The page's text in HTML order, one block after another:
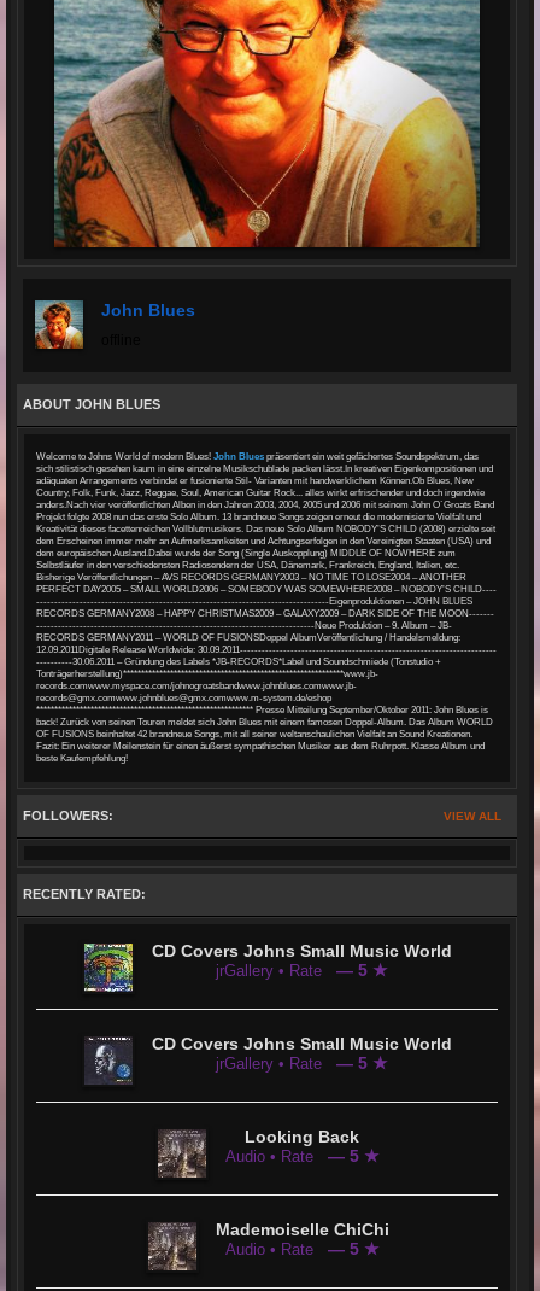
John Blues
ABOUT JOHN BLUES
Welcome to Johns World of modern Blues!John Blues präsentiert ein weit gefächertes Soundspektrum, das
sich stilistisch gesehen kaum in eine einzelne Musikschublade packen lässt.In kreativen Eigenkompositionen und
adäquaten Arrangements verbindet er fusionierte Stil- Varianten mit handwerklichem Können.Ob Blues, New
Country, Folk, Funk, Jazz, Reggae, Soul, American Guitar Rock... alles wirkt erfrischender und doch irgendwie
anders.Nach vier veröffentlichten Alben in den Jahren 2003, 2004, 2005 und 2006 mit seinem John O`Groats Band
Projekt folgte 2008 nun das erste Solo Album. 13 brandneue Songs zeigen erneut die modernisierte Vielfalt und
Kreativität dieses facettenreichen Vollblutmusikers. Das neue Solo Album NOBODY’S CHILD (2008) erzielte seit
dem Erscheinen immer mehr an Aufmerksamkeiten und Achtungserfolgen in den Vereinigten Staaten (USA) und
dem europäischen Ausland.Dabei wurde der Song (Single Auskopplung) MIDDLE OF NOWHERE zum
Selbstläufer in den verschiedensten Radiosendern der USA, Dänemark, Frankreich, England, Italien, etc.
Bisherige Veröffentlichungen – AVS RECORDS GERMANY2003 – NO TIME TO LOSE2004 – ANOTHER
PERFECT DAY2005 – SMALL WORLD2006 – SOMEBODY WAS SOMEWHERE2008 – NOBODY’S CHILD----
---------------------------------------------------------------------------------Eigenproduktionen – JOHN BLUES
RECORDS GERMANY2008 – HAPPY CHRISTMAS2009 – GALAXY2009 – DARK SIDE OF THE MOON-------
-----------------------------------------------------------------------------Neue Produktion – 9. Album – JB-
RECORDS GERMANY2011 – WORLD OF FUSIONSDoppel AlbumVeröffentlichung / Handelsmeldung:
12.09.2011Digitale Release Worldwide: 30.09.2011-----------------------------------------------------------------------
----------30.06.2011 – Gründung des Labels *JB-RECORDS*Label und Soundschmiede (Tonstudio +
Tonträgerherstellung)*************************************************************www.jb-
records.comwww.myspace.com/johnogroatsbandwww.johnblues.comwww.jb-
records@gmx.comwww.johnblues@gmx.comwww.m-system.de/eshop
************************************************************ Presse Mitteilung September/Oktober 2011: John Blues is
back! Zurück von seinen Touren meldet sich John Blues mit einem famosen Doppel-Album. Das Album WORLD
OF FUSIONS beinhaltet 42 brandneue Songs, mit all seiner weltanschaulichen Vielfalt an Sound Kreationen.
Fazit: Ein weiterer Meilenstein für einen äußerst sympathischen Musiker aus dem Ruhrpott. Klasse Album und
beste Kaufempfehlung!
VIEW ALL
FOLLOWERS:
RECENTLY RATED:
CD Covers Johns Small Music World
jrGallery • Rate — 5 ★
CD Covers Johns Small Music World
jrGallery • Rate — 5 ★
Looking Back
Audio • Rate — 5 ★
Mademoiselle ChiChi
Audio • Rate — 5 ★